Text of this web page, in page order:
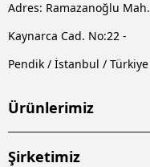
Adres: Ramazanoğlu Mah.
Kaynarca Cad. No:22 -
Pendik / İstanbul / Türkiye
Ürünlerimiz
Şirketimiz